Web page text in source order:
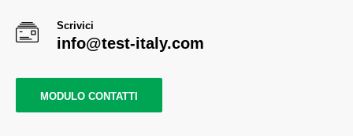
Scrivici
info@test-italy.com
MODULO CONTATTI